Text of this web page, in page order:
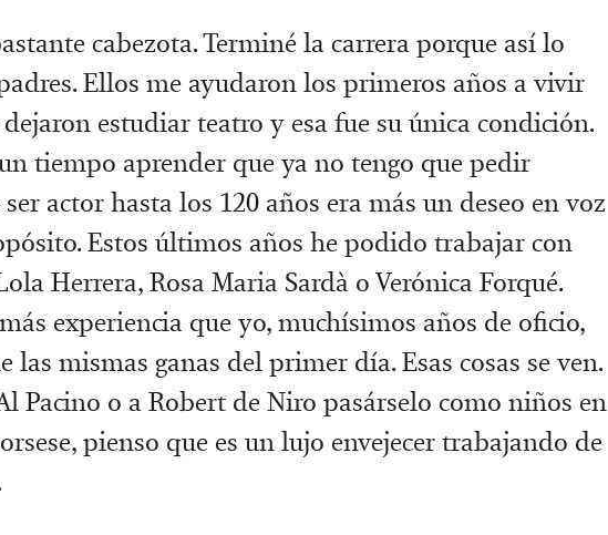
cabezota. Terminé la carrera porque así lo
Ellos me ayudaron los primeros años a vivir
estudiar teatro y esa fue su única condición.
tiempo aprender que ya no tengo que pedir
actor hasta los 120 años era más un deseo en voz
Estos últimos años he podido trabajar con
Herrera, Rosa Maria Sardà o Verónica Forqué.
experiencia que yo, muchísimos años de oficio,
las mismas ganas del primer día. Esas cosas se ven.
Pacino o a Robert de Niro pasárselo como niños en
pienso que es un lujo envejecer trabajando de